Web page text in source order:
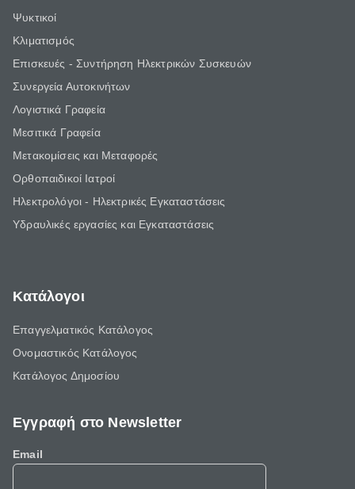
Ψυκτικοί
Κλιματισμός
Επισκευές - Συντήρηση Ηλεκτρικών Συσκευών
Συνεργεία Αυτοκινήτων
Λογιστικά Γραφεία
Μεσιτικά Γραφεία
Μετακομίσεις και Μεταφορές
Ορθοπαιδικοί Ιατροί
Ηλεκτρολόγοι - Ηλεκτρικές Εγκαταστάσεις
Υδραυλικές εργασίες και Εγκαταστάσεις
Κατάλογοι
Επαγγελματικός Κατάλογος
Ονομαστικός Κατάλογος
Κατάλογος Δημοσίου
Εγγραφή στο Newsletter
Email